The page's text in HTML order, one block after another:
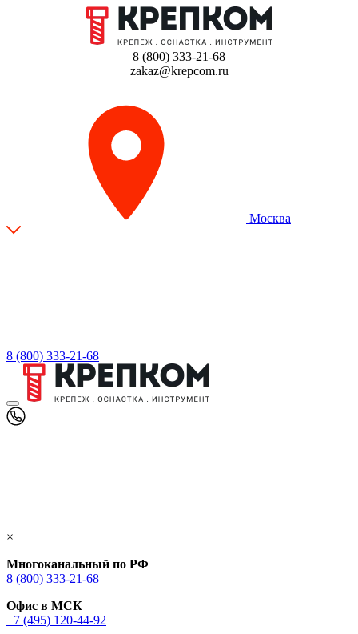
8 (800) 333-21-68
zakaz@krepcom.ru
Москва
8 (800) 333-21-68
×
Многоканальный по РФ
8 (800) 333‑21-68
Офис в МСК
+7 (495) 120-44-92